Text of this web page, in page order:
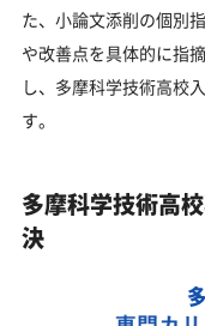
た、小論文添削の個別
や改善点を具体的に指
し、多摩科学技術高校
す。
多摩科学技術高
決